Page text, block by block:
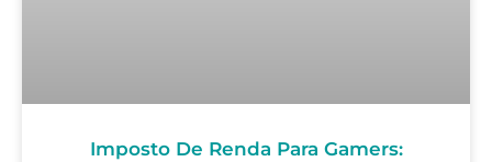
Imposto De Renda Para Gamers: